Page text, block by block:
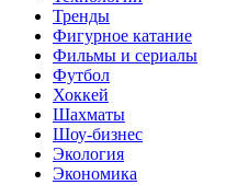
Тренды
Фигурное катание
Фильмы и сериалы
Футбол
Хоккей
Шахматы
Шоу-бизнес
Экология
Экономика